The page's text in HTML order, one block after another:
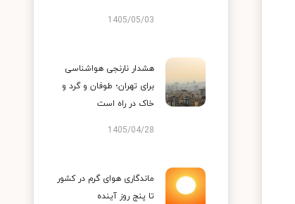
1405/05/03
هشدار نارنجی هواشناسی
برای تهران؛ طوفان و گرد و
خاک در راه است
1405/04/28
ماندگاری هوای گرم در کشور
تا پنج روز آینده